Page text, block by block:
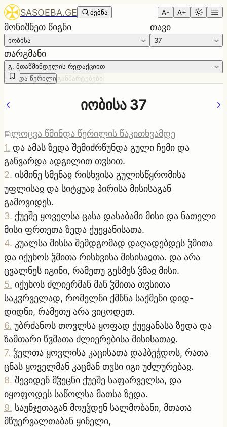
SASOEBA.GE ძებნა A- A+
მონიშნეთ წიგნი
იობისა
თავი
37
თარგმანი
გ. მთაწმინდელის რედაქციით
წმინდა წერილი განმარტებები
იობისა 37
ლოცვა წმინდა წერილის წაკითხვამდე
1. და ამას ზედა შემიძრწუნდა გული ჩემი და
განვარდა ადგილით თჳსით.
2. ისმინე სმენაჲ რისხვისა გულისწყრომისა
უფლისაჲ და სიტყუაჲ პირისა მისისაგან
გამოვიდეს.
3. ქუეშე ყოველსა ცასა დასაბამი მისი და ნათელი
მისი ფრთეთა ზედა ქუეყანისათა.
4. კუალსა მისსა შემდგომად დაღადებდეს ჴმითა
და იქუხოს ჴმითა რისხვისა მისისაჲთა. და არა
ცვალნეს იგინი, რამეთუ გესმეს ჴმაჲ მისი.
5. იქუხოს ძლიერმან მან ჴმითა თჳსითა
საკჳრველად, რომელნი ქმნნა საქმენი დიდ-
დიდნი, რამეთუ არა ვიცოდეთ.
6. უბრძანოს თოვლსა ყოფად ქუეყანასა ზედა და
ზამთარი წჳმათა ძლიერებისა მისისათაჲ.
7. ჴელთა ყოვლისა კაცისათა დაჰბეჭდოს, რათა
ცნას ყოველმან კაცმან თჳსი იგი უძლურებაჲ.
8. შევიდენ მჴეცნი ქუეშე საფარველსა, და
იყოფოდეს საწოლსა მათსა ზედა.
9. საუნჯეთაგან მოუჴდენ სალმობანი, მთათა
მწუერვალთაბან ყინელი,